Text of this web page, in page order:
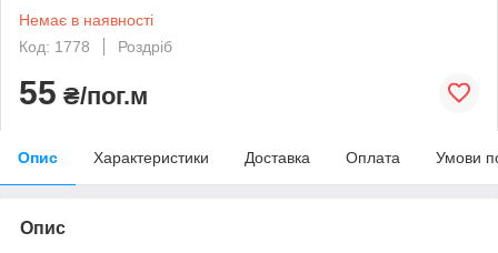
Немає в наявності
Код: 1778
Роздріб
55 ₴/пог.м
Опис Характеристики Доставка Оплата Умови
Опис